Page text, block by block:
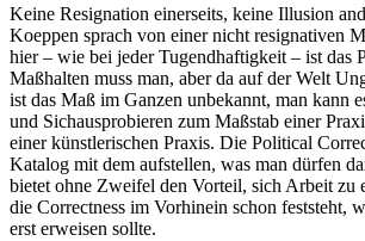
Keine Resignation einerseits, keine Illusion
Koeppen sprach von einer nicht resignativen
hier – wie bei jeder Tugendhaftigkeit – ist das
Maßhalten muss man, aber da auf der Welt
ist das Maß im Ganzen unbekannt, man kann
und Sichausprobieren zum Maßstab einer
einer künstlerischen Praxis. Die Political
Katalog mit dem aufstellen, was man dürfen
bietet ohne Zweifel den Vorteil, sich Arbeit zu
die Correctness im Vorhinein schon feststeht,
erst erweisen sollte.